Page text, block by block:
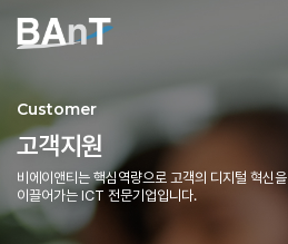
Customer
고객지원
비에이앤티는 핵심역량으로 고객의 디지털 혁신을
이끌어가는 ICT 전문기업입니다.